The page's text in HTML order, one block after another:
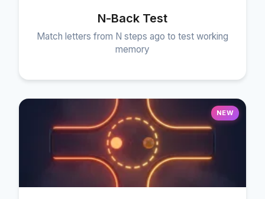
N-Back Test
Match letters from N steps ago to test working
memory
NEW